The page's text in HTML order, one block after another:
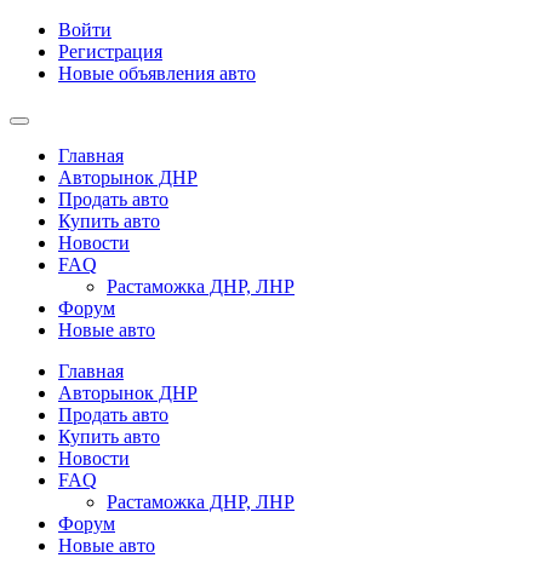
Войти
Регистрация
Новые объявления авто
Главная
Авторынок ДНР
Продать авто
Купить авто
Новости
FAQ
Растаможка ДНР, ЛНР
Форум
Новые авто
Главная
Авторынок ДНР
Продать авто
Купить авто
Новости
FAQ
Растаможка ДНР, ЛНР
Форум
Новые авто